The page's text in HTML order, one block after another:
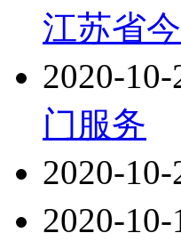
江苏省
2020-10-
门服务
2020-10-
2020-10-